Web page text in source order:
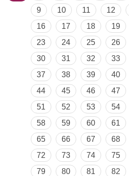
9
10 11 12
16
17 18 19
23
24 25 26
30
31 32 33
37
38 39 40
44
45 46 47
51
52 53 54
58
59 60 61
65
66 67 68
72
73 74 75
79
80 81 82